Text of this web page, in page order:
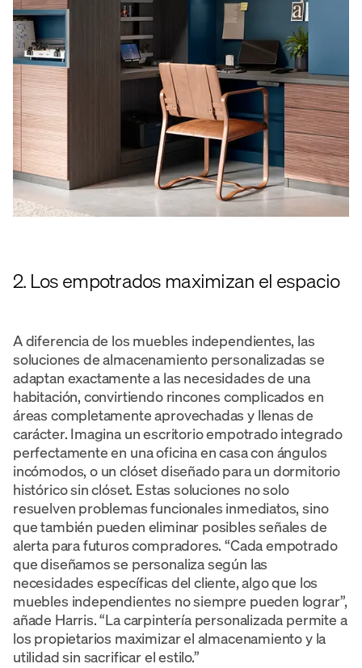
2. Los empotrados maximizan el espacio
A diferencia de los muebles independientes, las
soluciones de almacenamiento personalizadas se
adaptan exactamente a las necesidades de una
habitación, convirtiendo rincones complicados en
áreas completamente aprovechadas y llenas de
carácter. Imagina un escritorio empotrado integrado
perfectamente en una oficina en casa con ángulos
incómodos, o un clóset diseñado para un dormitorio
histórico sin clóset. Estas soluciones no solo
resuelven problemas funcionales inmediatos, sino
que también pueden eliminar posibles señales de
alerta para futuros compradores. “Cada empotrado
que diseñamos se personaliza según las
necesidades específicas del cliente, algo que los
muebles independientes no siempre pueden lograr”,
añade Harris. “La carpintería personalizada permite a
los propietarios maximizar el almacenamiento y la
utilidad sin sacrificar el estilo.”